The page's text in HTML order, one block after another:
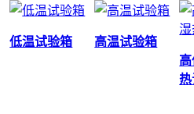
低温试验箱
高温试验箱